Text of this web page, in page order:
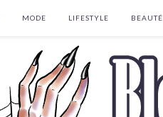
MODE LIFESTYLE BEAUTÉ